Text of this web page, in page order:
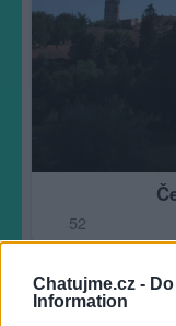
Chatujme.cz -
Information
52